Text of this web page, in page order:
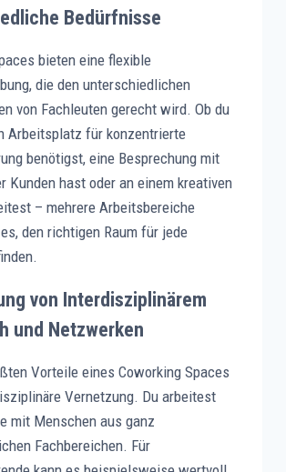
Bedürfnisse
bieten eine flexible
die den unterschiedlichen
von Fachleuten gerecht wird. Ob du
Arbeitsplatz für konzentrierte
benötigst, eine Besprechung mit
Kunden hast oder an einem kreativen
– mehrere Arbeitsbereiche
den richtigen Raum für jede
von Interdisziplinärem
und Netzwerken
Vorteile eines Coworking Spaces
Vernetzung. Du arbeitest
mit Menschen aus ganz
Fachbereichen. Für